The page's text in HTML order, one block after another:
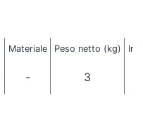
Materiale Peso netto (kg)
- 3